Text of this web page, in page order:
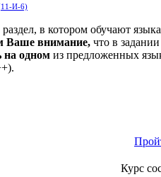
И-6)
в котором обучают
Ваше внимание, что в задании
на одном из предложенных
Курс